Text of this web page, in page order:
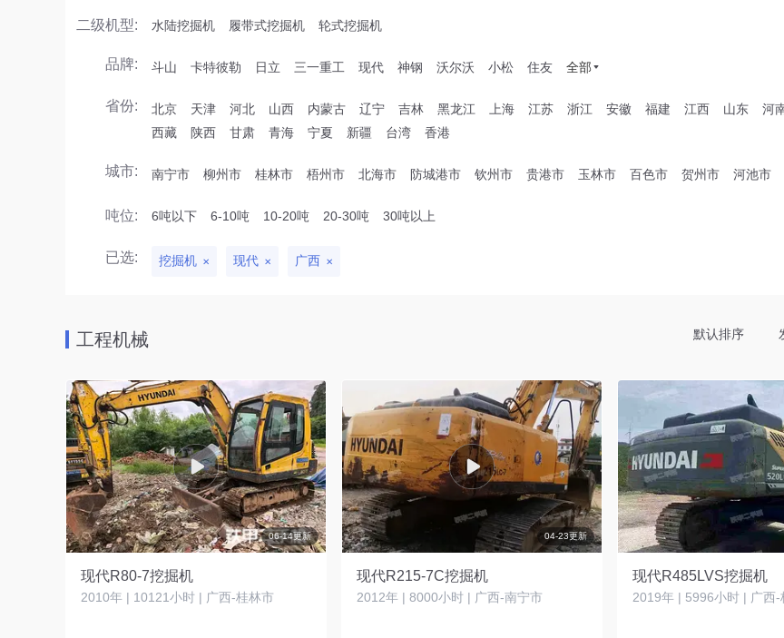
二级机型: 水陆挖掘机 履带式挖掘机 轮式挖掘机
品牌: 斗山 卡特彼勒 日立 三一重工 现代 神钢 沃尔沃 小松 住友 全部
省份: 北京 天津 河北 山西 内蒙古 辽宁 吉林 黑龙江 上海 江苏 浙江 安徽 福建 江西 山东 河
西藏
陕西 甘肃 青海 宁夏 新疆 台湾 香港
城市: 南宁市 柳州市 桂林市 梧州市 北海市 防城港市 钦州市 贵港市 玉林市 百色市 贺州市 河池市
吨位: 6吨以下 6-10吨 10-20吨 20-30吨 30吨以上
已选: 挖掘机 现代 广西
工程机械 默认排序
06-14更新
现代R80-7挖掘机
2010年 | 10121小时 | 广西-桂林市
04-23更新
现代R215-7C挖掘机
2012年 | 8000小时 | 广西-南宁市
现代R485LVS挖掘机
2019年 | 5996小时 | 广西-